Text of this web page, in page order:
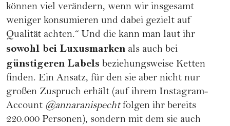
können viel verändern, wenn wir insgesamt
weniger konsumieren und dabei gezielt auf
Qualität achten.“ Und die kann man laut ihr
sowohl bei Luxusmarken als auch bei
günstigeren Labels beziehungsweise Ketten
finden. Ein Ansatz, für den sie aber nicht nur
großen Zuspruch erhält (auf ihrem Instagram-
Account @annaranispechtfolgen ihr bereits
220.000 Personen), sondern mit dem sie auch